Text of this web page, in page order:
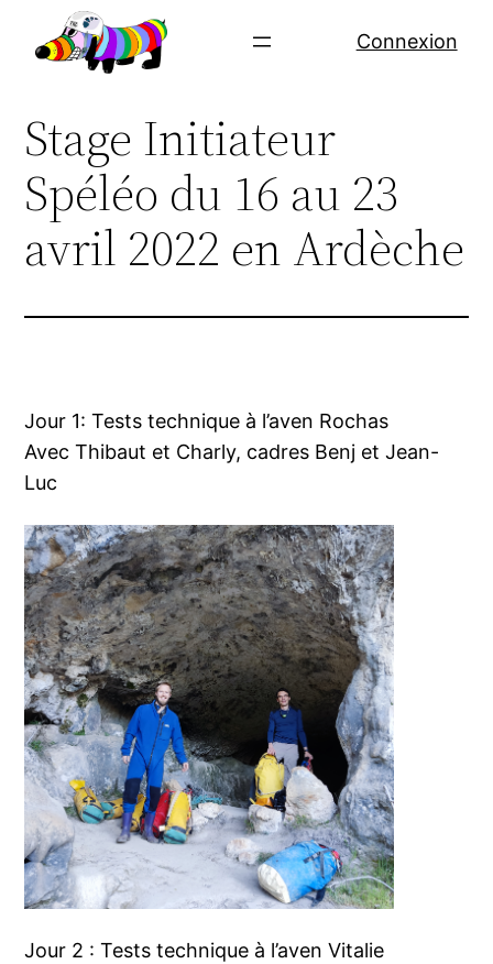
Connexion
Stage Initiateur
Spéléo du 16 au 23
avril 2022 en Ardèche
Jour 1: Tests technique à l’aven Rochas
Avec Thibaut et Charly, cadres Benj et Jean-
Luc
Jour 2 : Tests technique à l’aven Vitalie